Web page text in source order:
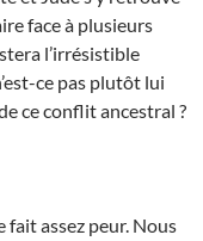
face à plusieurs
l’irrésistible
ce pas plutôt lui
ce conflit ancestral ?
fait assez peur. Nous